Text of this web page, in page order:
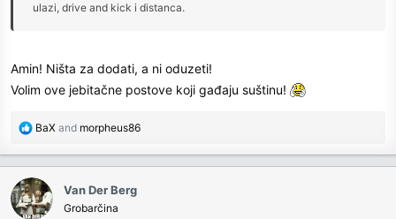
ulazi, drive and kick i distanca.
Amin! Ništa za dodati, a ni oduzeti!
Volim ove jebitačne postove koji gađaju suštinu!
R
c
t
i
BaX and morpheus86
Van Der Berg
Grobarčina